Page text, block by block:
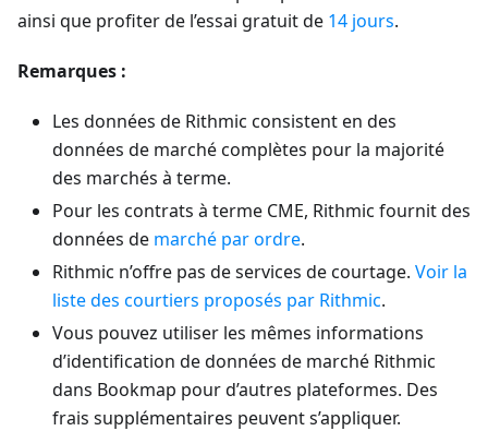
ainsi que profiter de l’essai gratuit de 14 jours.
Remarques :
Les données de Rithmic consistent en des
données de marché complètes pour la majorité
des marchés à terme.
Pour les contrats à terme CME, Rithmic fournit des
données de marché par ordre.
Rithmic n’offre pas de services de courtage. Voir la
liste des courtiers proposés par Rithmic.
Vous pouvez utiliser les mêmes informations
d’identification de données de marché Rithmic
dans Bookmap pour d’autres plateformes. Des
frais supplémentaires peuvent s’appliquer.